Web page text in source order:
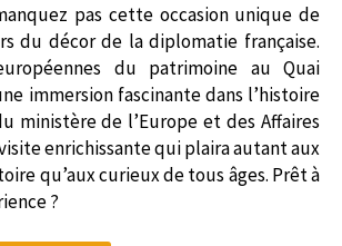
pas cette occasion unique de
du décor de la diplomatie française.
du patrimoine au Quai
immersion fascinante dans l’histoire
ministère de l’Europe et des Affaires
enrichissante qui plaira autant aux
qu’aux curieux de tous âges. Prêt à
?